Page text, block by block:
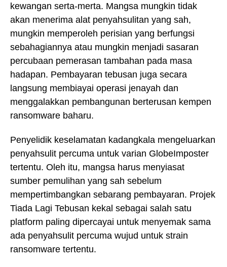
kewangan serta-merta. Mangsa mungkin tidak
akan menerima alat penyahsulitan yang sah,
mungkin memperoleh perisian yang berfungsi
sebahagiannya atau mungkin menjadi sasaran
percubaan pemerasan tambahan pada masa
hadapan. Pembayaran tebusan juga secara
langsung membiayai operasi jenayah dan
menggalakkan pembangunan berterusan kempen
ransomware baharu.
Penyelidik keselamatan kadangkala mengeluarkan
penyahsulit percuma untuk varian GlobeImposter
tertentu. Oleh itu, mangsa harus menyiasat
sumber pemulihan yang sah sebelum
mempertimbangkan sebarang pembayaran. Projek
Tiada Lagi Tebusan kekal sebagai salah satu
platform paling dipercayai untuk menyemak sama
ada penyahsulit percuma wujud untuk strain
ransomware tertentu.